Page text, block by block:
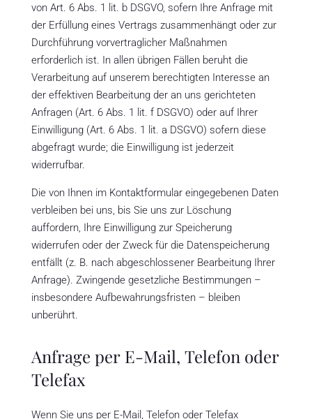
von Art. 6 Abs. 1 lit. b DSGVO, sofern Ihre Anfrage mit
der Erfüllung eines Vertrags zusammenhängt oder zur
Durchführung vorvertraglicher Maßnahmen
erforderlich ist. In allen übrigen Fällen beruht die
Verarbeitung auf unserem berechtigten Interesse an
der effektiven Bearbeitung der an uns gerichteten
Anfragen (Art. 6 Abs. 1 lit. f DSGVO) oder auf Ihrer
Einwilligung (Art. 6 Abs. 1 lit. a DSGVO) sofern diese
abgefragt wurde; die Einwilligung ist jederzeit
widerrufbar.
Die von Ihnen im Kontaktformular eingegebenen Daten
verbleiben bei uns, bis Sie uns zur Löschung
auffordern, Ihre Einwilligung zur Speicherung
widerrufen oder der Zweck für die Datenspeicherung
entfällt (z. B. nach abgeschlossener Bearbeitung Ihrer
Anfrage). Zwingende gesetzliche Bestimmungen –
insbesondere Aufbewahrungsfristen – bleiben
unberührt.
Anfrage per E-Mail, Telefon oder
Telefax
Wenn Sie uns per E-Mail, Telefon oder Telefax